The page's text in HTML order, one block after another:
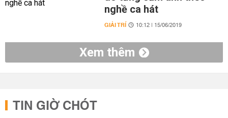
nghề ca hát
GIẢI TRÍ 10:12 | 15/06/2019
Xem thêm
TIN GIỜ CHÓT